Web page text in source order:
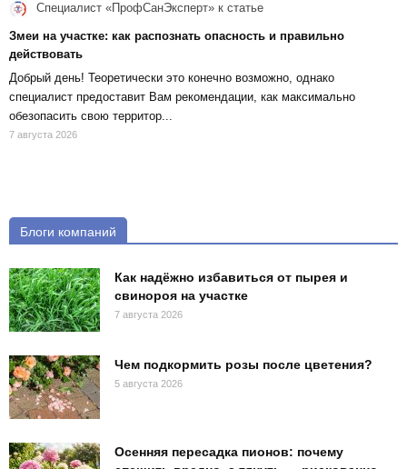
Специалист «ПрофСанЭксперт» к статье
Змеи на участке: как распознать опасность и правильно
действовать
Добрый день! Теоретически это конечно возможно, однако
специалист предоставит Вам рекомендации, как максимально
обезопасить свою территор...
7 августа 2026
Блоги компаний
Как надёжно избавиться от пырея и
свинороя на участке
7 августа 2026
Чем подкормить розы после цветения?
5 августа 2026
Осенняя пересадка пионов: почему